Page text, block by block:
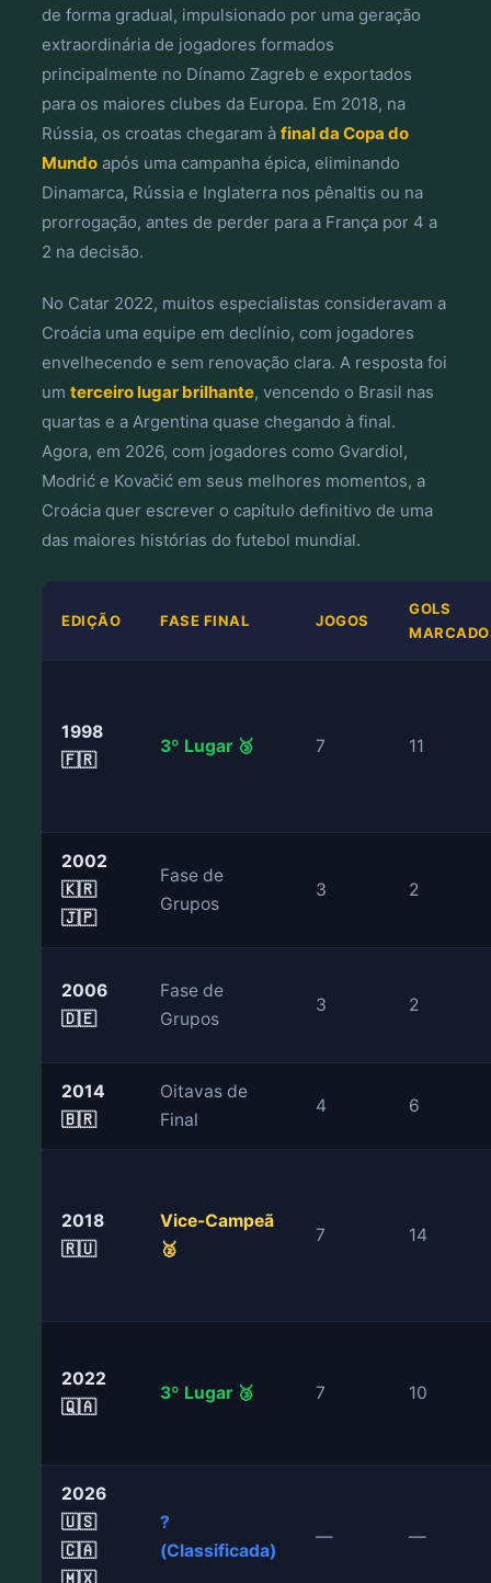
de forma gradual, impulsionado por uma geração
extraordinária de jogadores formados
principalmente no Dínamo Zagreb e exportados
para os maiores clubes da Europa. Em 2018, na
Rússia, os croatas chegaram à final da Copa do
Mundo após uma campanha épica, eliminando
Dinamarca, Rússia e Inglaterra nos pênaltis ou na
prorrogação, antes de perder para a França por 4 a
2 na decisão.
No Catar 2022, muitos especialistas consideravam a
Croácia uma equipe em declínio, com jogadores
envelhecendo e sem renovação clara. A resposta foi
um terceiro lugar brilhante, vencendo o Brasil nas
quartas e a Argentina quase chegando à final.
Agora, em 2026, com jogadores como Gvardiol,
Modrić e Kovačić em seus melhores momentos, a
Croácia quer escrever o capítulo definitivo de uma
das maiores histórias do futebol mundial.
EDIÇÃO FASE FINAL JOGOS
GOLS
1998
🇫🇷
3º Lugar 🥉 7 11
2002
🇰🇷
🇯🇵
Fase de
Grupos
3 2
2006
🇩🇪
Fase de
Grupos
3 2
2014
🇧🇷
Oitavas de
Final
4 6
2018
🇷🇺
Vice-Campeã
🥈
7 14
2022
🇶🇦
3º Lugar 🥉 7 10
2026
🇺🇸
🇨🇦
?
(Classificada)
— —